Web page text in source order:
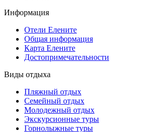
Информация
Отели Елените
Общая информация
Карта Елените
Достопримечательности
Виды отдыха
Пляжный отдых
Семейный отдых
Молодежный отдых
Экскурсионные туры
Горнолыжные туры